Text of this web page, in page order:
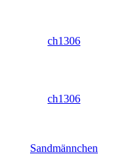
ch1306
ch1306
Sandmännchen